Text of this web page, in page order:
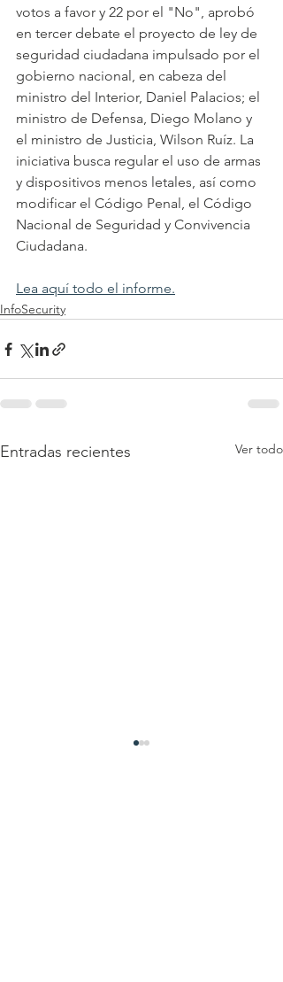
votos a favor y 22 por el "No", aprobó
en tercer debate el proyecto de ley de
seguridad ciudadana impulsado por el
gobierno nacional, en cabeza del
ministro del Interior, Daniel Palacios; el
ministro de Defensa, Diego Molano y
el ministro de Justicia, Wilson Ruíz. La
iniciativa busca regular el uso de armas
y dispositivos menos letales, así como
modificar el Código Penal, el Código
Nacional de Seguridad y Convivencia
Ciudadana.
Lea aquí todo el informe.
InfoSecurity
Entradas recientes Ver todo